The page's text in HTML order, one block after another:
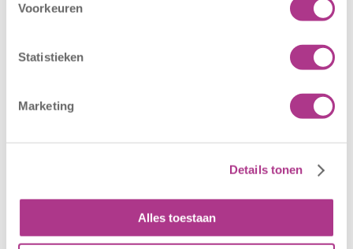
Voorkeuren
Statistieken
Marketing
Details tonen
Alles toestaan
opent op 1
het sportief zijn?
Sport BSO
Per 1
weeralarm voor
2026, zullen alle
Kiddoozz
morgen gesloten
blijven. Bijgaand
bericht is zojuist
aan…